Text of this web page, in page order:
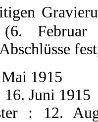
(6.
1915
Juni 1915
: 12.